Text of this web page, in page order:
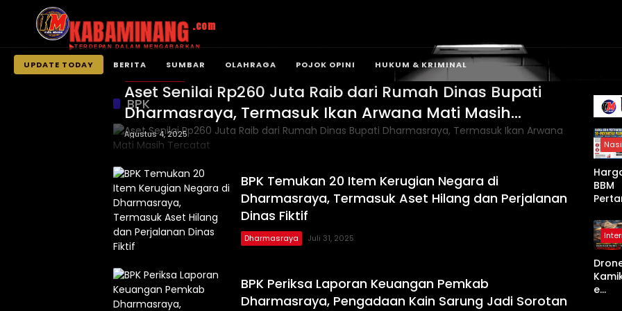
KABAMINANG .com
TERDEPAN DALAM MENGABARKAN
UPDATE TODAY BERITA SUMBAR OLAHRAGA POJOK OPINI HUKUM & KRIMINAL
BPK
Aset Senilai Rp260 Juta Raib dari Rumah Dinas Bupati
Dharmasraya, Termasuk Ikan Arwana Mati Masih
Tercatat
Agustus 4, 2025
BPK Temukan 20 Item Kerugian Negara di
Dharmasraya, Termasuk Aset Hilang dan Perjalanan
Dinas Fiktif
Dharmasraya Juli 31, 2025
BPK Periksa Laporan Keuangan Pemkab
Dharmasraya, Pengadaan Kain Sarung Jadi Sorotan
BBM
a
Mulai
April
2026,
Non-
e